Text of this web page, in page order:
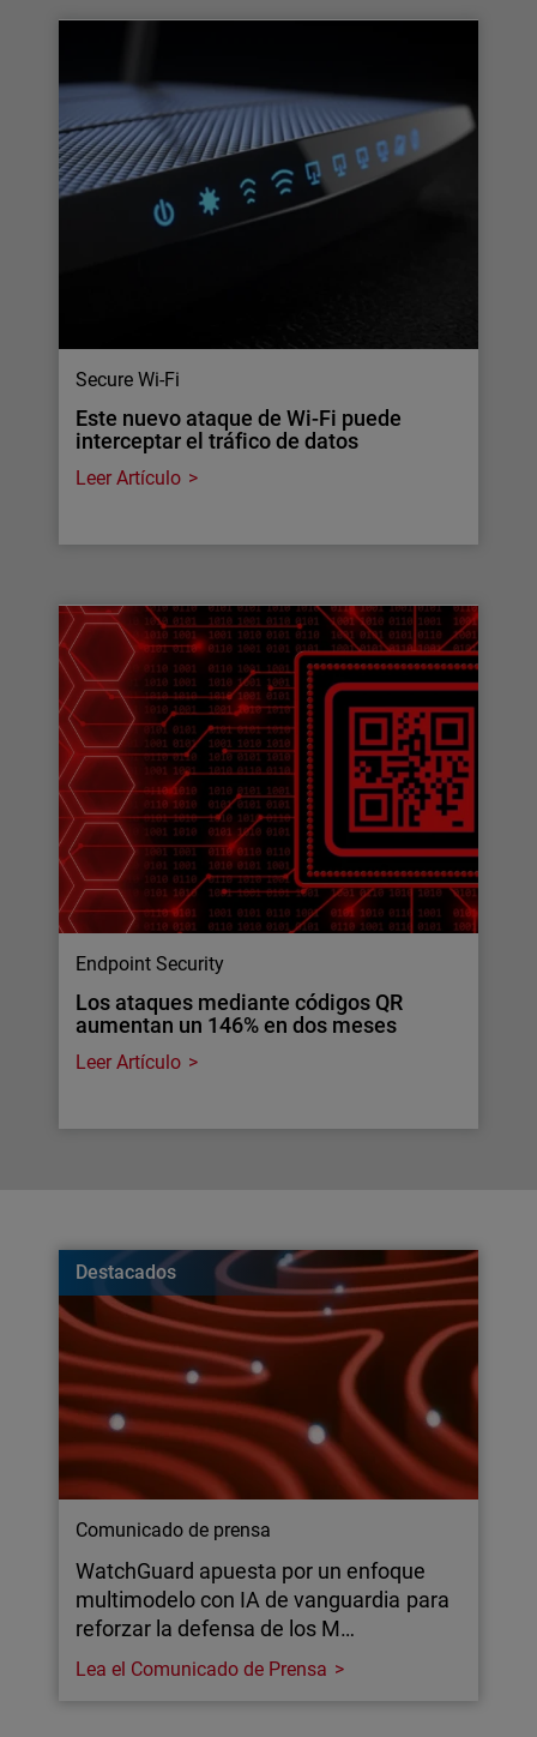
Secure Wi-Fi
Este nuevo ataque de Wi-Fi puede
interceptar el tráfico de datos
Leer Artículo
Endpoint Security
Los ataques mediante códigos QR
aumentan un 146% en dos meses
Leer Artículo
Destacados
Comunicado de prensa
WatchGuard apuesta por un enfoque
multimodelo con IA de vanguardia para
reforzar la defensa de los M…
Lea el Comunicado de Prensa